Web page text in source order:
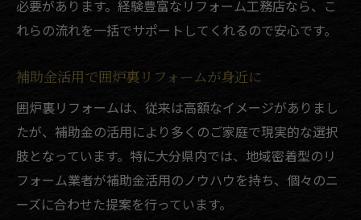
必要があります。経験豊富なリフォーム工務店なら、こ
れらの流れを一括でサポートしてくれるので安心です。
補助金活用で囲炉裏リフォームが身近に
囲炉裏リフォームは、従来は高額なイメージがありまし
たが、補助金の活用により多くのご家庭で現実的な選択
肢となっています。特に大分県内では、地域密着型のリ
フォーム業者が補助金活用のノウハウを持ち、個々のニ
ーズに合わせた提案を行っています。